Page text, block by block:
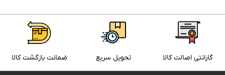
گارانتی اصالت کالا تحویل سریع ضمانت بازگشت کالا